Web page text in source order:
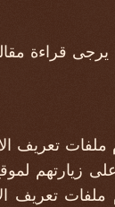
يرجى قراءة
تعريف